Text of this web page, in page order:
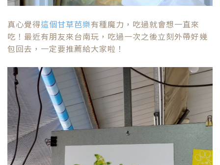
真心覺得這個甘草芭樂有種魔力，吃過就會想一直來
吃！最近有朋友來台南玩，吃過一次之後立刻外帶好幾
包回去，一定要推薦給大家啦！